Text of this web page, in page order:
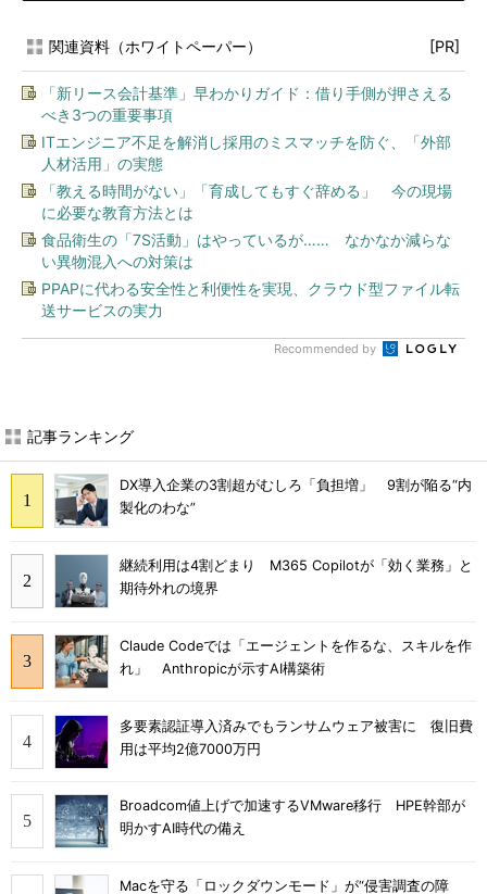
関連資料（ホワイトペーパー） [PR]
「新リース会計基準」早わかりガイド：借り手側が押さえる
べき3つの重要事項
ITエンジニア不足を解消し採用のミスマッチを防ぐ、「外部
人材活用」の実態
「教える時間がない」「育成してもすぐ辞める」 今の現場
に必要な教育方法とは
食品衛生の「7S活動」はやっているが…… なかなか減らな
い異物混入への対策は
PPAPに代わる安全性と利便性を実現、クラウド型ファイル転
送サービスの実力
Recommended by
記事ランキング
DX導入企業の3割超がむしろ「負担増」 9割が陥る“内
製化のわな”
継続利用は4割どまり M365 Copilotが「効く業務」と
期待外れの境界
Claude Codeでは「エージェントを作るな、スキルを作
れ」 Anthropicが示すAI構築術
多要素認証導入済みでもランサムウェア被害に 復旧費
用は平均2億7000万円
Broadcom値上げで加速するVMware移行 HPE幹部が
明かすAI時代の備え
Macを守る「ロックダウンモード」が“侵害調査の障